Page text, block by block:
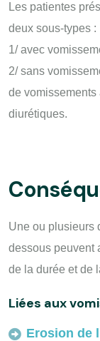
Les patientes
deux sous-types :
1/ avec
2/ sans
de vomissements
diurétiques.
Une ou plusieurs
dessous peuvent
de la durée et de
Liées aux
Erosion de